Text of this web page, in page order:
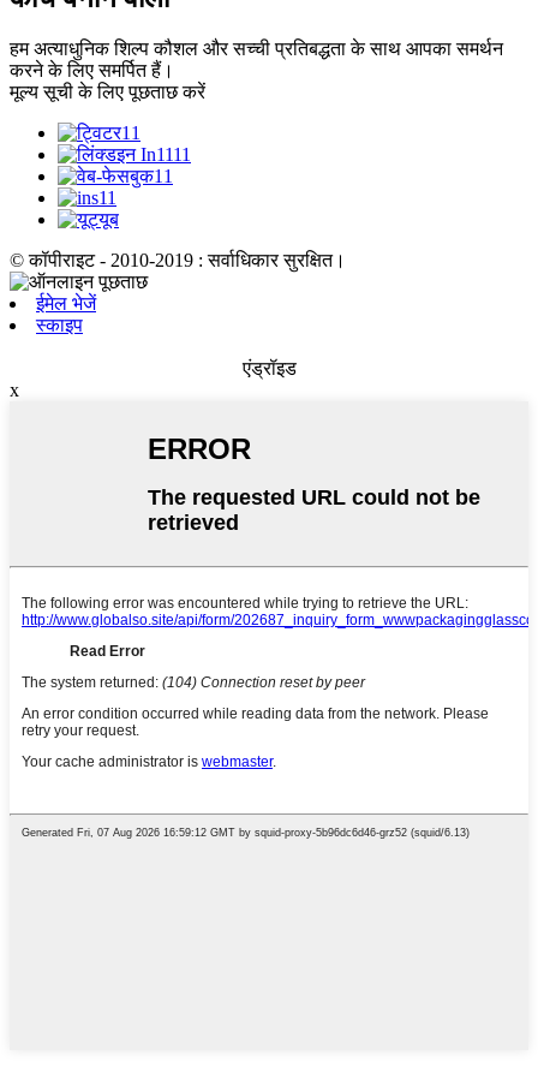
हम अत्याधुनिक शिल्प कौशल और सच्ची प्रतिबद्धता के साथ आपका समर्थन
करने के लिए समर्पित हैं।
मूल्य सूची के लिए पूछताछ करें
© कॉपीराइट - 2010-2019 : सर्वाधिकार सुरक्षित।
ईमेल भेजें
स्काइप
एंड्रॉइड
x